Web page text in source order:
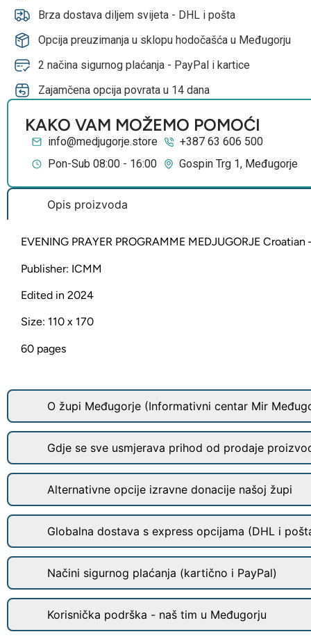
Brza dostava diljem svijeta - DHL i pošta
Opcija preuzimanja u sklopu hodočašća u Međugorju
2 načina sigurnog plaćanja - PayPal i kartice
Zajamčena opcija povrata u 14 dana
KAKO VAM MOŽEMO POMOĆI
info@medjugorje.store
+387 63 606 500
Pon-Sub 08:00 - 16:00
Gospin Trg 1, Međugorje
Opis proizvoda
EVENING PRAYER PROGRAMME MEDJUGORJE Croatian
Publisher: ICMM
Edited in 2024
Size: 110 x 170
60 pages
O župi Međugorje (Informativni centar Mir
Gdje se sve usmjerava prihod od prodaje
Alternativne opcije izravne donacije našoj župi
Globalna dostava s express opcijama (DHL i
Načini sigurnog plaćanja (kartično i PayPal)
Korisnička podrška - naš tim u Međugorju